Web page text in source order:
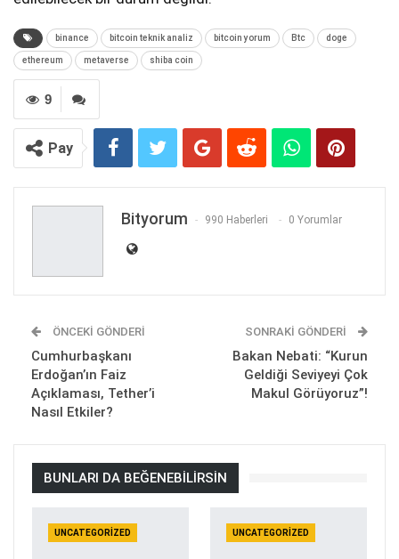
binance bitcoin teknik analiz bitcoin yorum Btc doge
ethereum metaverse shiba coin
9
Pay
Bityorum 990 Haberleri 0 Yorumlar
ÖNCEKI GÖNDERI
Cumhurbaşkanı
Erdoğan’ın Faiz
Açıklaması, Tether’i
Nasıl Etkiler?
SONRAKI GÖNDERI
Bakan Nebati: “Kurun
Geldiği Seviyeyi Çok
Makul Görüyoruz”!
BUNLARI DA BEĞENEBILIRSIN
UNCATEGORIZED UNCATEGORIZED